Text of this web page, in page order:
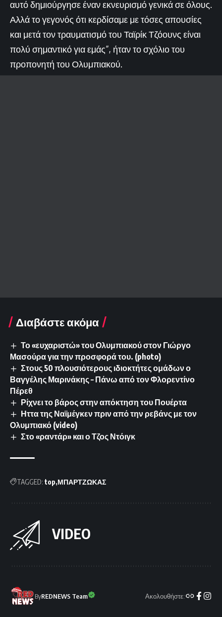
αυτό δημιούργησε έναν εκνευρισμό γενικά σε όλους.
Αλλά το γεγονός ότι κερδίσαμε με τόσες απουσίες
και μετά τον τραυματισμό του Ταϊρίκ Τζόουνς είναι
πολύ σημαντικό για εμάς”, ήταν το σχόλιο του
προπονητή του Ολυμπιακού.
Διαβάστε ακόμα
Το «ευχαριστώ» του Ολυμπιακού στον Γιώργο
Μασούρα για την προσφορά του. (photo)
Στους 50 πλουσιότερους ιδιοκτήτες ομάδων ο
Βαγγέλης Μαρινάκης – Πάνω από τον Φλορεντίνο
Πέρεθ
Ρίχνει το βάρος στην απόκτηση του Πουέρτα
Ηττα της Ναϊμέγκεν πριν από την ρεβάνς με τον
Ολυμπιακό (video)
Στο «ραντάρ» και ο Τζος Ντόιγκ
TAGGED: top ΜΠΑΡΤΖΩΚΑΣ
VIDEO
ByREDNEWS Team Ακολουθήστε: